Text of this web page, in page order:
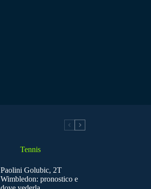
Tennis
Paolini Golubic, 2T
Wimbledon: pronostico e